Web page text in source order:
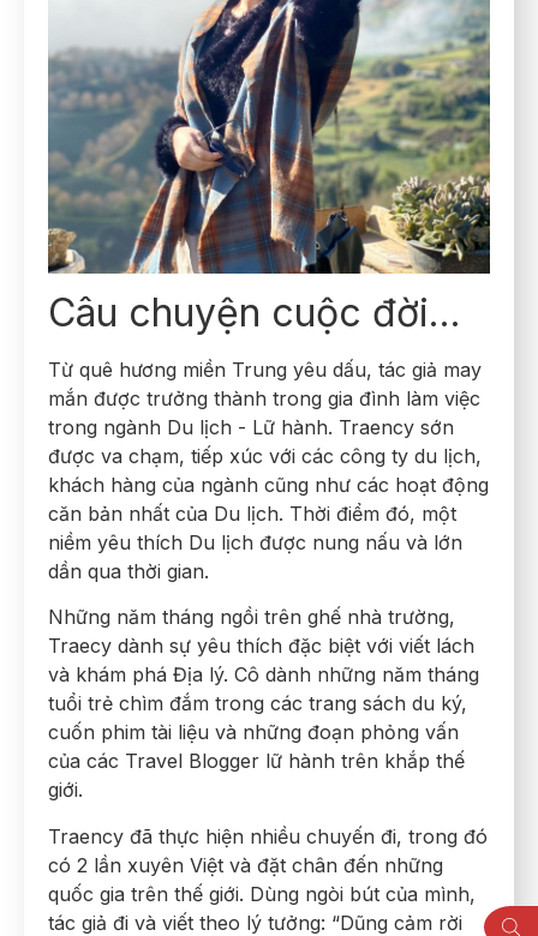
Câu chuyện cuộc đời…
Từ quê hương miền Trung yêu dấu, tác giả may
mắn được trưởng thành trong gia đình làm việc
trong ngành Du lịch - Lữ hành. Traency sớn
được va chạm, tiếp xúc với các công ty du lịch,
khách hàng của ngành cũng như các hoạt động
căn bản nhất của Du lịch. Thời điểm đó, một
niềm yêu thích Du lịch được nung nấu và lớn
dần qua thời gian.
Những năm tháng ngồi trên ghế nhà trường,
Traecy dành sự yêu thích đặc biệt với viết lách
và khám phá Địa lý. Cô dành những năm tháng
tuổi trẻ chìm đắm trong các trang sách du ký,
cuốn phim tài liệu và những đoạn phỏng vấn
của các Travel Blogger lữ hành trên khắp thế
giới.
Traency đã thực hiện nhiều chuyến đi, trong đó
có 2 lần xuyên Việt và đặt chân đến những
quốc gia trên thế giới. Dùng ngòi bút của mình,
tác giả đi và viết theo lý tưởng: “Dũng cảm rời